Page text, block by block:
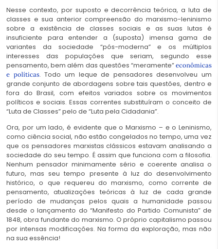
Nesse contexto, por suposto e decorrência teórica, a luta de
classes e sua anterior compreensão do marxismo-leninismo
sobre a existência de classes sociais e as suas lutas é
insuficiente para entender a (suposta) imensa gama de
variantes da sociedade “pós-moderna” e os múltiplos
interesses das populações que seriam, segundo esse
pensamento, bem além das questões “meramente”econômicas
e políticas. Todo um leque de pensadores desenvolveu um
grande conjunto de abordagens sobre tais questões, dentro e
fora do Brasil, com efeitos variados sobre os movimentos
políticos e sociais. Essas correntes substituíram o conceito de
“Luta de Classes” pelo de “Luta pela Cidadania”.
Ora, por um lado, é evidente que o Marxismo – e o Leninismo,
como ciência social, não estão congelados no tempo, uma vez
que os pensadores marxistas clássicos estavam analisando a
sociedade do seu tempo. É assim que funciona com a filosofia.
Nenhum pensador minimamente sério e coerente analisa o
futuro, mas seu tempo presente à luz do desenvolvimento
histórico, o que requereu do marxismo, como corrente de
pensamento, atualizações teóricas à luz de cada grande
período de mudanças pelos quais a humanidade passou
desde o lançamento do “Manifesto do Partido Comunista” de
1848, obra fundante do marxismo. O próprio capitalismo passou
por intensas modificações. Na forma da exploração, mas não
na sua essência!